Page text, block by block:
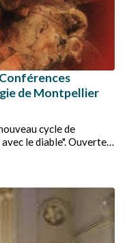
de Montpellier
cycle de
le diable". Ouvertes
de novembre et